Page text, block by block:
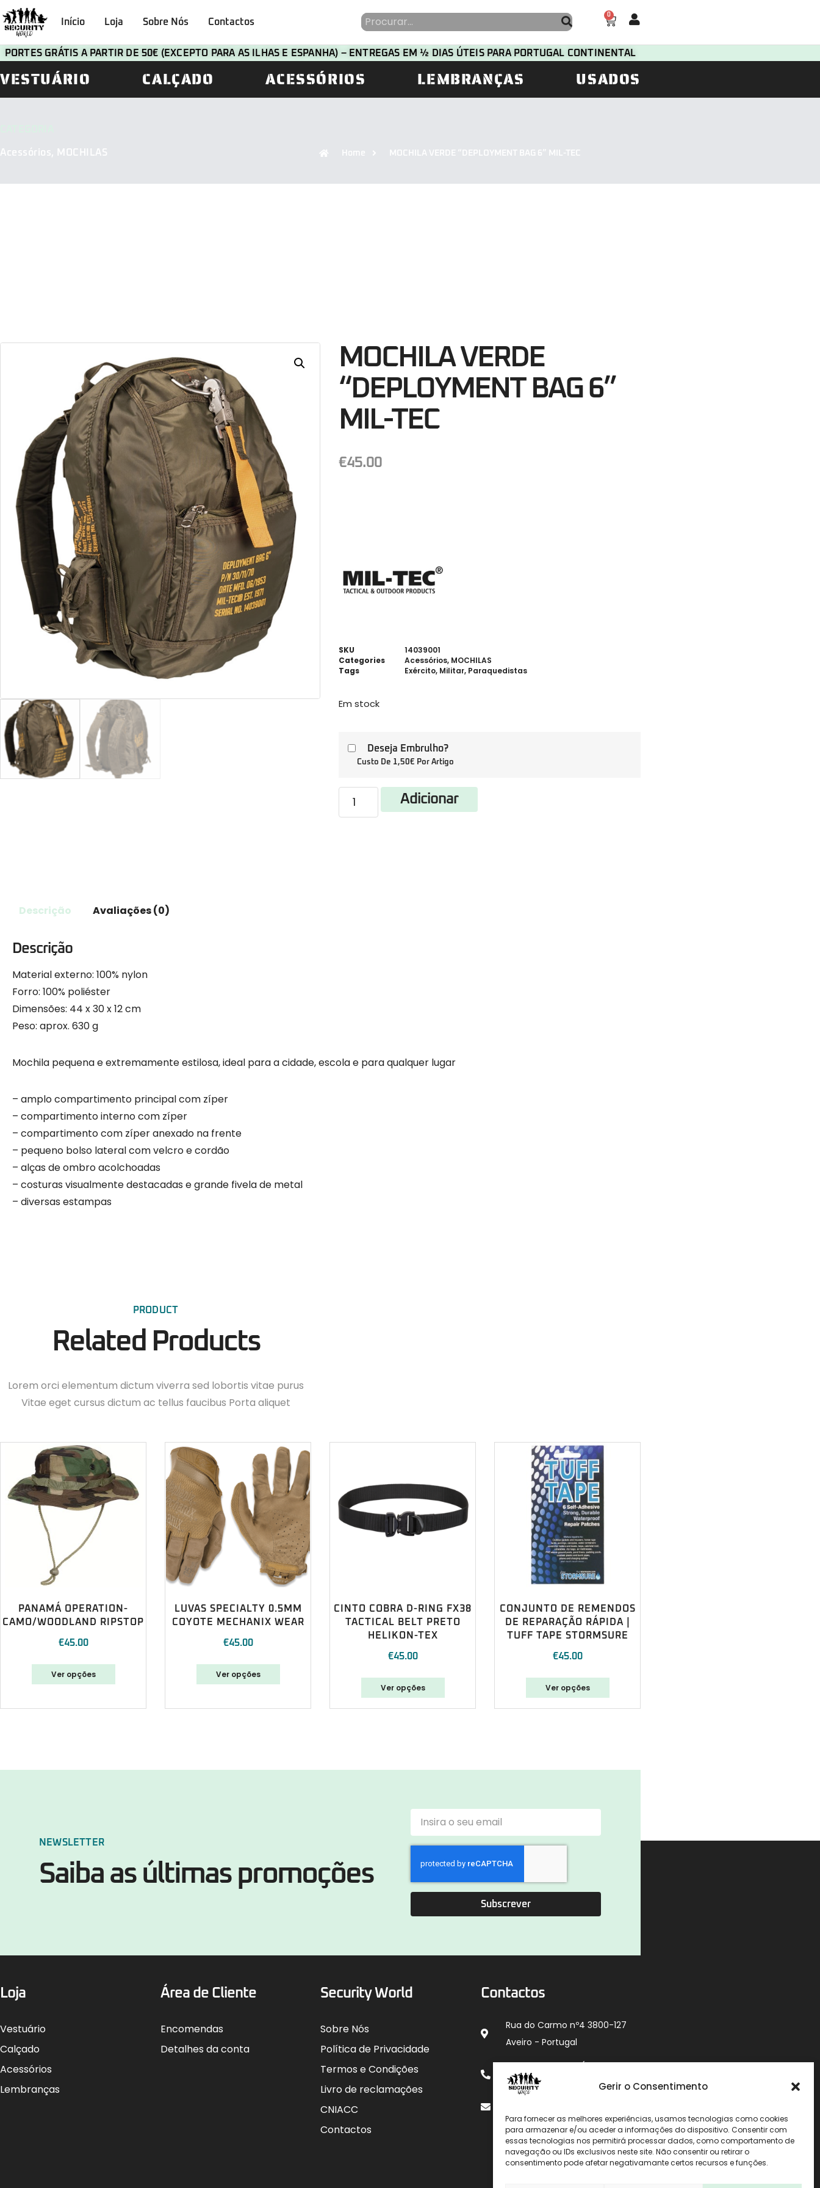
Gerir o Consentimento
Para fornecer as melhores experiências, usamos tecnologias como cookies
para armazenar e/ou aceder a informações do dispositivo. Consentir com
essas tecnologias nos permitirá processar dados, como comportamento de
navegação ou IDs exclusivos neste site. Não consentir ou retirar o
consentimento pode afetar negativamante certos recursos e funções.
Início Loja Sobre Nós Contactos
0
PORTES GRÁTIS A PARTIR DE 50€ (EXCEPTO PARA AS ILHAS E ESPANHA) – ENTREGAS EM ½ DIAS ÚTEIS PARA PORTUGAL CONTINENTAL
VESTUÁRIO CALÇADO ACESSÓRIOS LEMBRANÇAS USADOS
Acessórios, MOCHILAS Home MOCHILA VERDE “DEPLOYMENT BAG 6” MIL-TEC
MOCHILA VERDE
“DEPLOYMENT BAG 6”
MIL-TEC
€45.00
SKU
14039001
Categories
Acessórios, MOCHILAS
Tags
Exército, Militar, Paraquedistas
Em stock
Deseja Embrulho?
Custo De 1,50€ Por Artigo
Adicionar
Descrição Avaliações (0)
Descrição
Material externo: 100% nylon
Forro: 100% poliéster
Dimensões: 44 x 30 x 12 cm
Peso: aprox. 630 g
Mochila pequena e extremamente estilosa, ideal para a cidade, escola e para qualquer lugar
– amplo compartimento principal com zíper
– compartimento interno com zíper
– compartimento com zíper anexado na frente
– pequeno bolso lateral com velcro e cordão
– alças de ombro acolchoadas
– costuras visualmente destacadas e grande fivela de metal
– diversas estampas
PRODUCT
Related Products
Lorem orci elementum dictum viverra sed lobortis vitae purus
Vitae eget cursus dictum ac tellus faucibus Porta aliquet
PANAMÁ OPERATION-
CAMO/WOODLAND RIPSTOP
€45.00
Ver opções
LUVAS SPECIALTY 0.5MM
COYOTE MECHANIX WEAR
€45.00
Ver opções
CINTO COBRA D-RING FX38
TACTICAL BELT PRETO
HELIKON-TEX
€45.00
Ver opções
CONJUNTO DE REMENDOS
DE REPARAÇÃO RÁPIDA |
TUFF TAPE STORMSURE
€45.00
Ver opções
NEWSLETTER
Saiba as últimas promoções
Subscrever
Loja
Vestuário
Calçado
Acessórios
Lembranças
Área de Cliente
Encomendas
Detalhes da conta
Security World
Sobre Nós
Política de Privacidade
Termos e Condições
Livro de reclamações
CNIACC
Contactos
Contactos
Rua do Carmo nº4 3800-127
Aveiro - Portugal
912 009 740 (Chamada
para rede móvel nacional)